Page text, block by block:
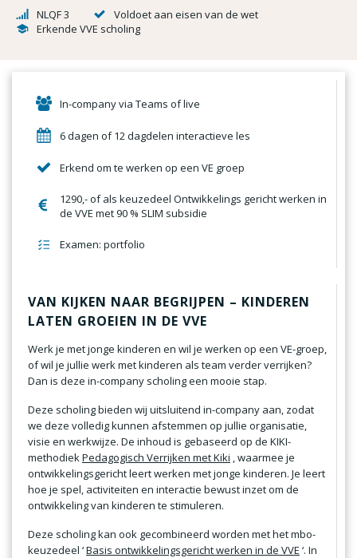
NLQF 3
Voldoet aan eisen van de wet
Erkende VVE scholing
In-company via Teams of live
6 dagen of 12 dagdelen interactieve les
Erkend om te werken op een VE groep
1290,- of als keuzedeel Ontwikkelings gericht werken in
de VVE met 90 % SLIM subsidie
Examen: portfolio
VAN KIJKEN NAAR BEGRIJPEN – KINDEREN
LATEN GROEIEN IN DE VVE
Werk je met jonge kinderen en wil je werken op een VE-groep,
of wil je jullie werk met kinderen als team verder verrijken?
Dan is deze in-company scholing een mooie stap.
Deze scholing bieden wij uitsluitend in-company aan, zodat
we deze volledig kunnen afstemmen op jullie organisatie,
visie en werkwijze. De inhoud is gebaseerd op de KIKI-
methodiekPedagogisch Verrijken met Kiki , waarmee je
ontwikkelingsgericht leert werken met jonge kinderen. Je leert
hoe je spel, activiteiten en interactie bewust inzet om de
ontwikkeling van kinderen te stimuleren.
Deze scholing kan ook gecombineerd worden met het mbo-
keuzedeel ‘Basis ontwikkelingsgericht werken in de VVE ‘. In